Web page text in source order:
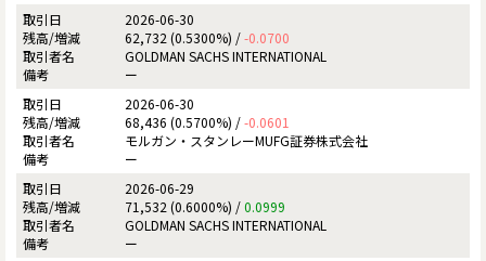
2026-06-30
62,732 (0.5300%) /-0.0700
GOLDMAN SACHS INTERNATIONAL
ー
2026-06-30
68,436 (0.5700%) /-0.0601
モルガン・スタンレーMUFG証券株式会社
ー
2026-06-29
71,532 (0.6000%) /0.0999
GOLDMAN SACHS INTERNATIONAL
ー